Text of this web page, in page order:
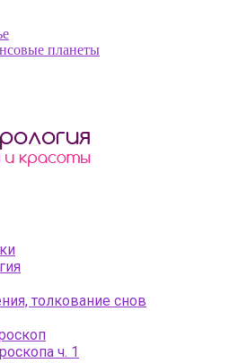
планеты
толкование снов
ч. 1